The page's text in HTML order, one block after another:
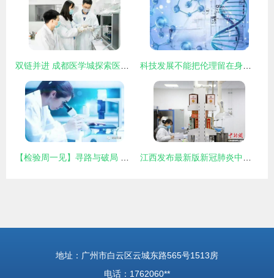
地址：广州市白云区云城东路565号1513房
电话：1762060**